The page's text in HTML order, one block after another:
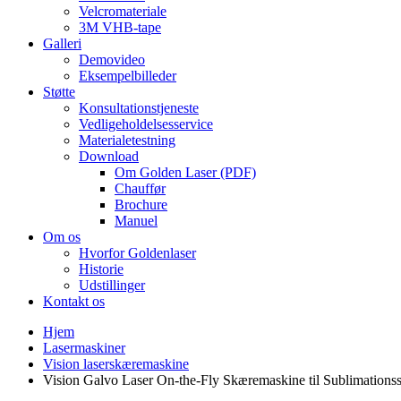
Velcromateriale
3M VHB-tape
Galleri
Demovideo
Eksempelbilleder
Støtte
Konsultationstjeneste
Vedligeholdelsesservice
Materialetestning
Download
Om Golden Laser (PDF)
Chauffør
Brochure
Manuel
Om os
Hvorfor Goldenlaser
Historie
Udstillinger
Kontakt os
Hjem
Lasermaskiner
Vision laserskæremaskine
Vision Galvo Laser On-the-Fly Skæremaskine til